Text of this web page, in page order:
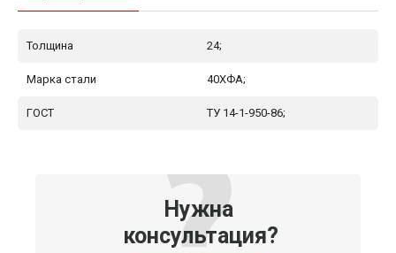
Толщина 24;
Марка стали 40ХФА;
ГОСТ ТУ 14-1-950-86;
Нужна
консультация?